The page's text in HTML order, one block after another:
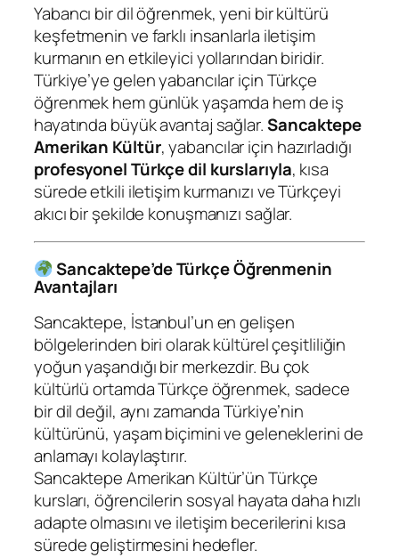
Yabancı bir dil öğrenmek, yeni bir kültürü
keşfetmenin ve farklı insanlarla iletişim
kurmanın en etkileyici yollarından biridir.
Türkiye’ye gelen yabancılar için Türkçe
öğrenmek hem günlük yaşamda hem de iş
hayatında büyük avantaj sağlar.Sancaktepe
Amerikan Kültür, yabancılar için hazırladığı
profesyonel Türkçe dil kurslarıyla, kısa
sürede etkili iletişim kurmanızı ve Türkçeyi
akıcı bir şekilde konuşmanızı sağlar.
Sancaktepe’de Türkçe Öğrenmenin
Avantajları
Sancaktepe, İstanbul’un en gelişen
bölgelerinden biri olarak kültürel çeşitliliğin
yoğun yaşandığı bir merkezdir. Bu çok
kültürlü ortamda Türkçe öğrenmek, sadece
bir dil değil, aynı zamanda Türkiye’nin
kültürünü, yaşam biçimini ve geleneklerini de
anlamayı kolaylaştırır.
Sancaktepe Amerikan Kültür’ün Türkçe
kursları, öğrencilerin sosyal hayata daha hızlı
adapte olmasını ve iletişim becerilerini kısa
sürede geliştirmesini hedefler.